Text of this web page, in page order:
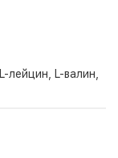
L-валин,